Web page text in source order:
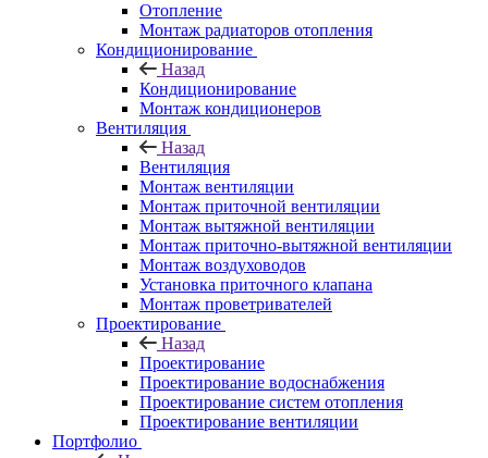
Отопление
Монтаж радиаторов отопления
Кондиционирование
Назад
Кондиционирование
Монтаж кондиционеров
Вентиляция
Назад
Вентиляция
Монтаж вентиляции
Монтаж приточной вентиляции
Монтаж вытяжной вентиляции
Монтаж приточно-вытяжной вентиляции
Монтаж воздуховодов
Установка приточного клапана
Монтаж проветривателей
Проектирование
Назад
Проектирование
Проектирование водоснабжения
Проектирование систем отопления
Проектирование вентиляции
Портфолио